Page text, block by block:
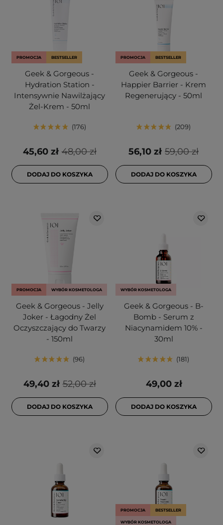
PROMOCJA BESTSELLER
Geek & Gorgeous -
Hydration Station -
Intensywnie Nawilżający
Żel-Krem - 50ml
176
48,00 zł
45,60 zł
DODAJ DO KOSZYKA
PROMOCJA BESTSELLER
Geek & Gorgeous -
Happier Barrier - Krem
Regenerujący - 50ml
209
59,00 zł
56,10 zł
DODAJ DO KOSZYKA
PROMOCJA WYBÓR KOSMETOLOGA
Geek & Gorgeous - Jelly
Joker - Łagodny Żel
Oczyszczający do Twarzy
- 150ml
96
52,00 zł
49,40 zł
DODAJ DO KOSZYKA
WYBÓR KOSMETOLOGA
Geek & Gorgeous - B-
Bomb - Serum z
Niacynamidem 10% -
30ml
181
49,00 zł
DODAJ DO KOSZYKA
PROMOCJA BESTSELLER
WYBÓR KOSMETOLOGA